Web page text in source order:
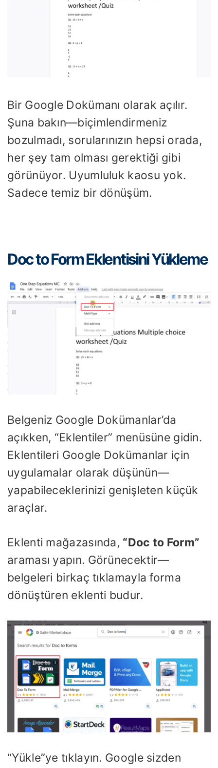
Bir Google Dokümanı olarak açılır.
Şuna bakın—biçimlendirmeniz
bozulmadı, sorularınızın hepsi orada,
her şey tam olması gerektiği gibi
görünüyor. Uyumluluk kaosu yok.
Sadece temiz bir dönüşüm.
Doc to Form Eklentisini Yükleme
Belgeniz Google Dokümanlar’da
açıkken, “Eklentiler” menüsüne gidin.
Eklentileri Google Dokümanlar için
uygulamalar olarak düşünün—
yapabileceklerinizi genişleten küçük
araçlar.
Eklenti mağazasında, “Doc to Form”
araması yapın. Görünecektir—
belgeleri birkaç tıklamayla forma
dönüştüren eklenti budur.
“Yükle”ye tıklayın. Google sizden